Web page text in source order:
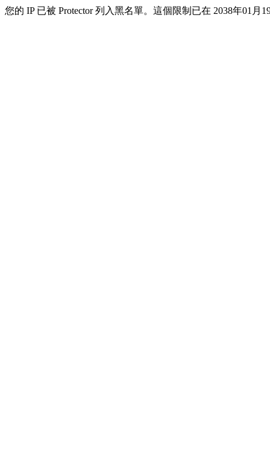
您的 IP 已被 Protector 列入黑名單。這個限制已在 2038年01月